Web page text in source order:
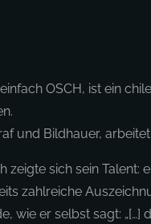
OSCH, ist ein
und Bildhauer,
sich sein Talent:
zahlreiche
wie er selbst sagt: